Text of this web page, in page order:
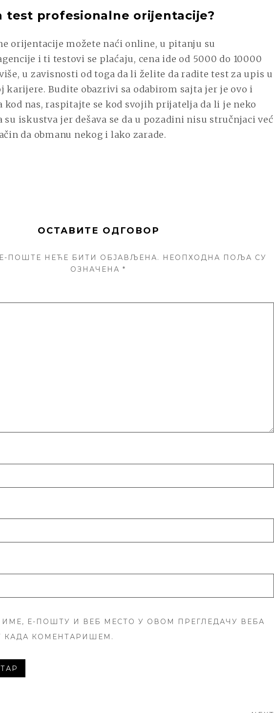
test profesionalne orijentacije?
orijentacije možete naći online, u pitanju su
i ti testovi se plaćaju, cena ide od 5000 do 10000
u zavisnosti od toga da li želite da radite test za upis u
karijere. Budite obazrivi sa odabirom sajta jer je ovo i
kod nas, raspitajte se kod svojih prijatelja da li je neko
iskustva jer dešava se da u pozadini nisu stručnjaci već
da obmanu nekog i lako zarade.
ОСТАВИТЕ ОДГОВОР
ПОШТЕ НЕЋЕ БИТИ ОБЈАВЉЕНА.
НЕОПХОДНА ПОЉА СУ
ОЗНАЧЕНА *
ИМЕ, Е-ПОШТУ И ВЕБ МЕСТО У ОВОМ ПРЕГЛЕДАЧУ ВЕБА
КАДА КОМЕНТАРИШЕМ.